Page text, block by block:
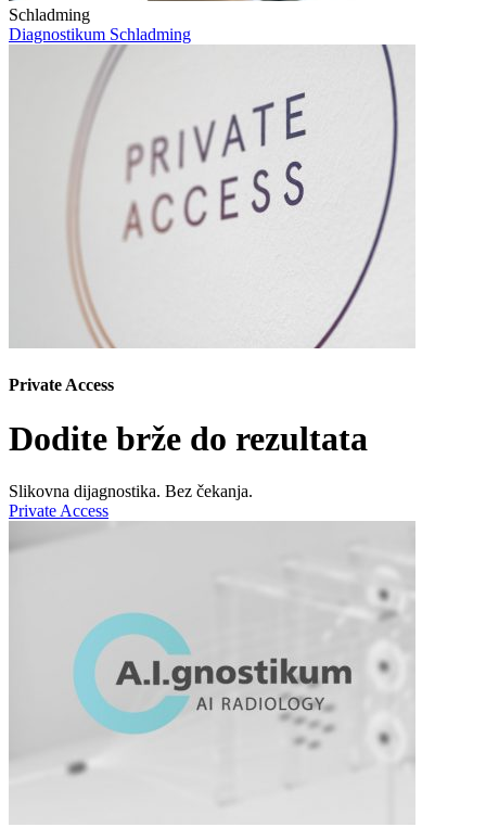
Schladming
Diagnostikum Schladming
Private Access
Dodite brže do rezultata
Slikovna dijagnostika. Bez čekanja.
Private Access